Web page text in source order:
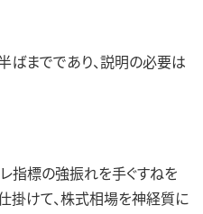
までであり、説明の必要は
指標の強振れを手ぐすねを
掛けて、株式相場を神経質に